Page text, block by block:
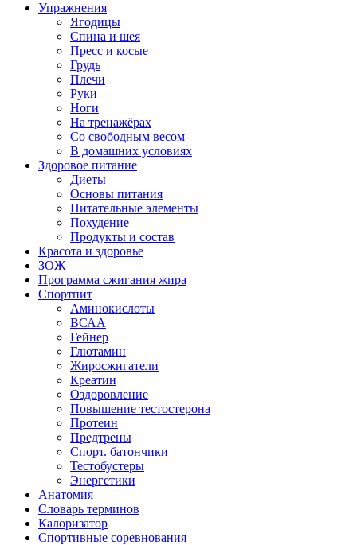
Упражнения
Ягодицы
Спина и шея
Пресс и косые
Грудь
Плечи
Руки
Ноги
На тренажёрах
Со свободным весом
В домашних условиях
Здоровое питание
Диеты
Основы питания
Питательные элементы
Похудение
Продукты и состав
Красота и здоровье
ЗОЖ
Программа сжигания жира
Спортпит
Аминокислоты
ВСАА
Гейнер
Глютамин
Жиросжигатели
Креатин
Оздоровление
Повышение тестостерона
Протеин
Предтрены
Спорт. батончики
Тестобустеры
Энергетики
Анатомия
Словарь терминов
Калоризатор
Спортивные соревнования